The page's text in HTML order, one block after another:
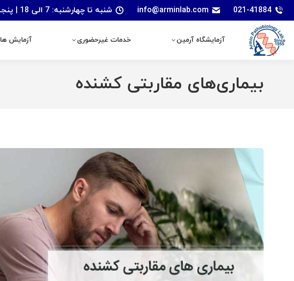
021-41884
info@arminlab.com شنبه تا چهارشنبه: 7 الی 18 | پنجشنبه: 7 الی 16 | جمعه تعطیل
آزمایشگاه آرمین خدمات غیرحضوری آزمایش ها
بیماری‌های مقاربتی کشنده
آزمایشگاه آرمین خدمات غیرحضوری آزمایش ها